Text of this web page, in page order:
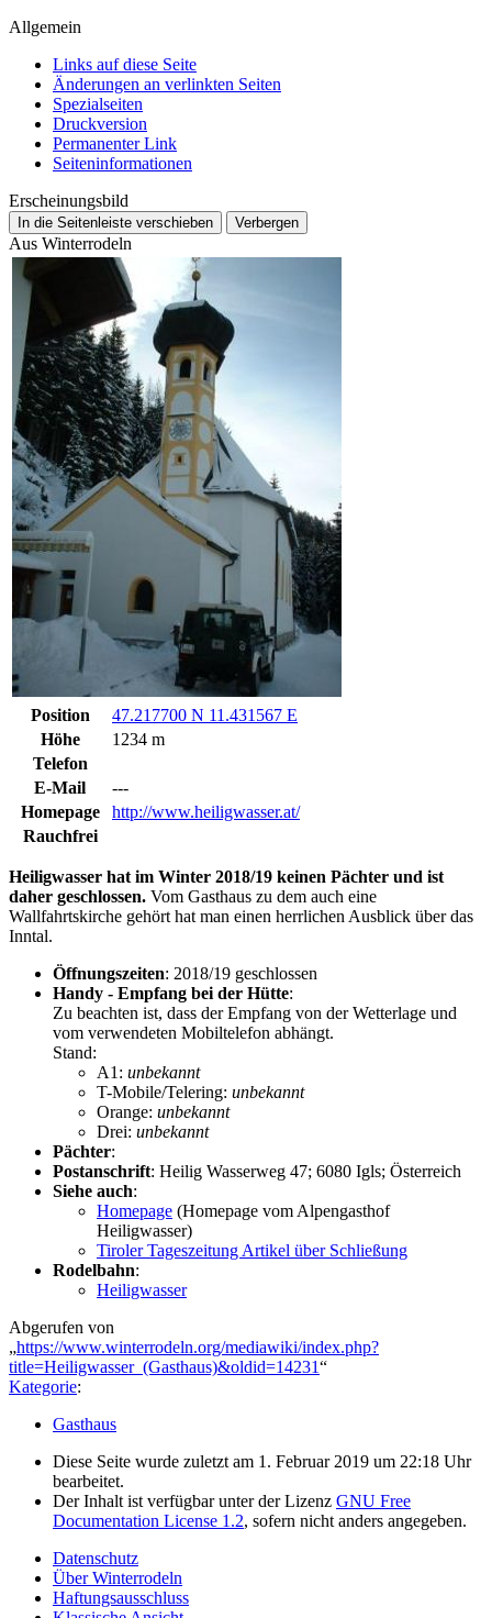
Allgemein
Links auf diese Seite
Änderungen an verlinkten Seiten
Spezialseiten
Druckversion
Permanenter Link
Seiten­­informationen
Erscheinungsbild
In die Seitenleiste verschieben Verbergen
Aus Winterrodeln
Position
47.217700 N 11.431567 E
Höhe
1234 m
Telefon
E-Mail
---
Homepage
http://www.heiligwasser.at/
Rauchfrei
Heiligwasser hat im Winter 2018/19 keinen Pächter und ist
daher geschlossen. Vom Gasthaus zu dem auch eine
Wallfahrtskirche gehört hat man einen herrlichen Ausblick über das
Inntal.
Öffnungszeiten: 2018/19 geschlossen
Handy - Empfang bei der Hütte:
Zu beachten ist, dass der Empfang von der Wetterlage und
vom verwendeten Mobiltelefon abhängt.
Stand:
A1: unbekannt
T-Mobile/Telering: unbekannt
Orange: unbekannt
Drei: unbekannt
Pächter:
Postanschrift: Heilig Wasserweg 47; 6080 Igls; Österreich
Siehe auch:
Homepage (Homepage vom Alpengasthof
Heiligwasser)
Tiroler Tageszeitung Artikel über Schließung
Rodelbahn:
Heiligwasser
Abgerufen von
„https://www.winterrodeln.org/mediawiki/index.php?
title=Heiligwasser_(Gasthaus)&oldid=14231“
Kategorie:
Gasthaus
Diese Seite wurde zuletzt am 1. Februar 2019 um 22:18 Uhr
bearbeitet.
Der Inhalt ist verfügbar unter der Lizenz GNU Free
Documentation License 1.2, sofern nicht anders angegeben.
Datenschutz
Über Winterrodeln
Haftungsausschluss